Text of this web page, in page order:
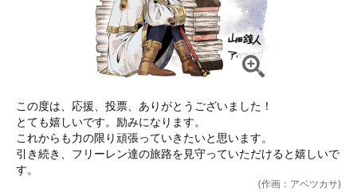
この度は、応援、投票、ありがとうございました！
とても嬉しいです。励みになります。
これからも力の限り頑張っていきたいと思います。
引き続き、フリーレン達の旅路を見守っていただけると嬉しいで
す。
(作画：アベツカサ)